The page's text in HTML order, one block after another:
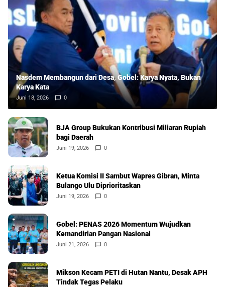
Nasdem Membangun dari Desa, Gobel: Karya Nyata, Bukan
Karya Kata
Juni 18, 2026 0
BJA Group Bukukan Kontribusi Miliaran Rupiah
bagi Daerah
Juni 19, 2026 0
Ketua Komisi II Sambut Wapres Gibran, Minta
Bulango Ulu Diprioritaskan
Juni 19, 2026 0
Gobel: PENAS 2026 Momentum Wujudkan
Kemandirian Pangan Nasional
Juni 21, 2026 0
Mikson Kecam PETI di Hutan Nantu, Desak APH
Tindak Tegas Pelaku